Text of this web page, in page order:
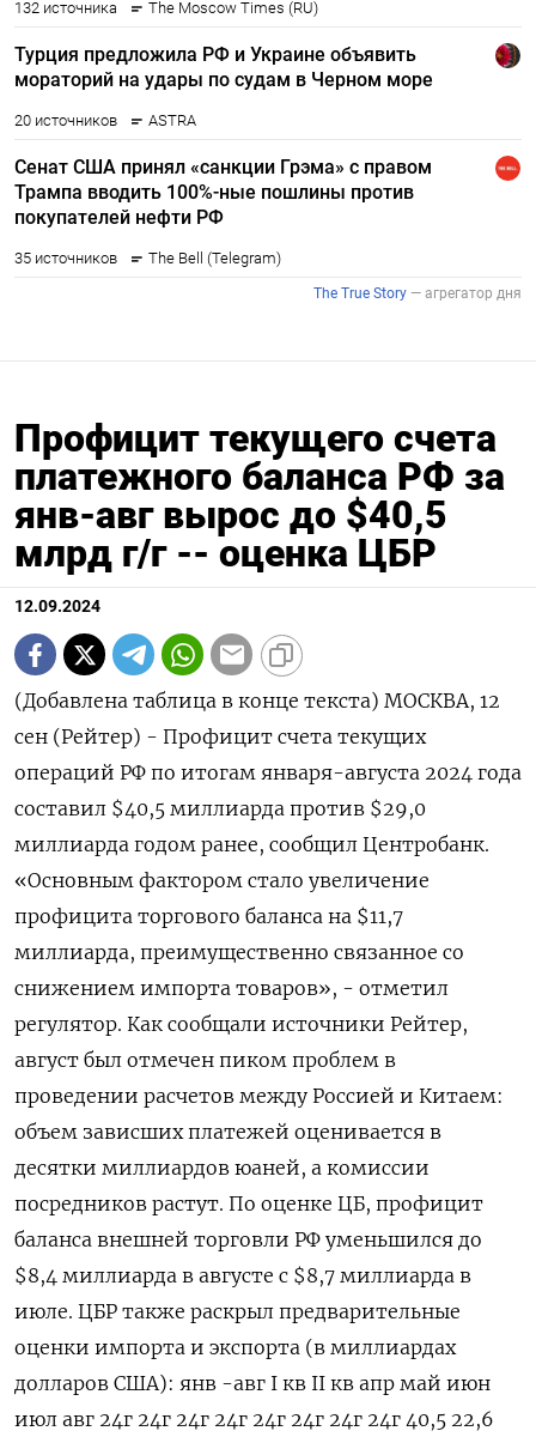
Профицит текущего счета
платежного баланса РФ за
янв-авг вырос до $40,5
млрд г/г -- оценка ЦБР
12.09.2024
(Добавлена таблица в конце текста) МОСКВА, 12
сен (Рейтер) - Профицит счета текущих
операций РФ по итогам января-августа 2024 года
составил $40,5 миллиарда против $29,0
миллиарда годом ранее, сообщил Центробанк.
«Основным фактором стало увеличение
профицита торгового баланса на $11,7
миллиарда, преимущественно связанное со
снижением импорта товаров», - отметил
регулятор. Как сообщали источники Рейтер,
август был отмечен пиком проблем в
проведении расчетов между Россией и Китаем:
объем зависших платежей оценивается в
десятки миллиардов юаней, а комиссии
посредников растут. По оценке ЦБ, профицит
баланса внешней торговли РФ уменьшился до
$8,4 миллиарда в августе с $8,7 миллиарда в
июле. ЦБР также раскрыл предварительные
оценки импорта и экспорта (в миллиардах
долларов США): янв -авг I кв II кв апр май июн
июл авг 24г 24г 24г 24г 24г 24г 24г 24г 40,5 22,6